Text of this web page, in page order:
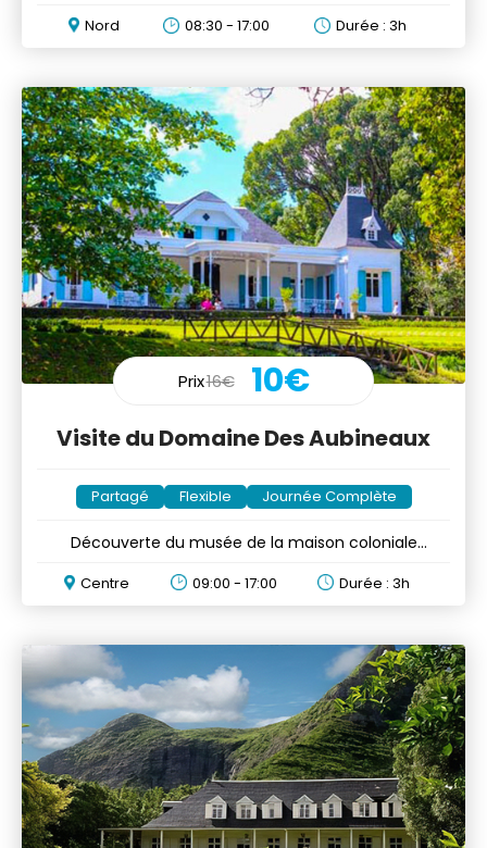
Nord 08:30 - 17:00 Durée : 3h
Prix16€ 10€
Visite du Domaine Des Aubineaux
Partagé Flexible Journée Complète
Découverte du musée de la maison coloniale
Centre 09:00 - 17:00 Durée : 3h